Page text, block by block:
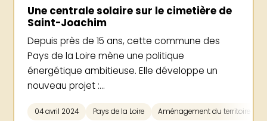
Une centrale solaire sur le cimetière de
Saint-Joachim
Depuis près de 15 ans, cette commune des
Pays de la Loire mène une politique
énergétique ambitieuse. Elle développe un
nouveau projet :...
04 avril 2024 Pays de la Loire Aménagement du territoire